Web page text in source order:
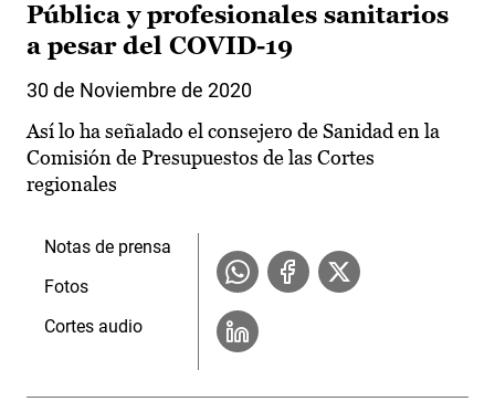
Pública y profesionales sanitarios
a pesar del COVID-19
30 de Noviembre de 2020
Así lo ha señalado el consejero de Sanidad en la
Comisión de Presupuestos de las Cortes
regionales
Notas de prensa
Fotos
Cortes audio